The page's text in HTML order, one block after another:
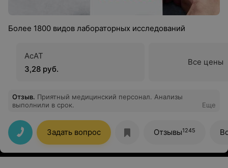
Более 1800 видов лабораторных исследований
АсАТ
3,28 руб.
Все цены
Отзыв. Приятный медицинский персонал. Анализы
выполнили в срок.
Еще
Задать вопрос Отзывы1245